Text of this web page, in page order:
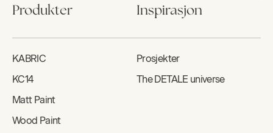
Produkter
KABRIC
KC14
Matt Paint
Wood Paint
Inspirasjon
Prosjekter
The DETALE universe